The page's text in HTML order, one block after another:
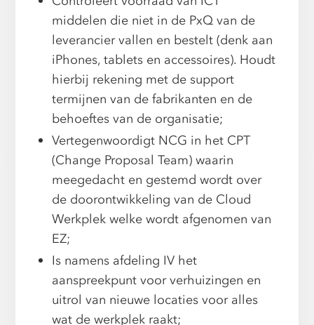
middelen die niet in de PxQ van de
leverancier vallen en bestelt (denk aan
iPhones, tablets en accessoires). Houdt
hierbij rekening met de support
termijnen van de fabrikanten en de
behoeftes van de organisatie;
Vertegenwoordigt NCG in het CPT
(Change Proposal Team) waarin
meegedacht en gestemd wordt over
de doorontwikkeling van de Cloud
Werkplek welke wordt afgenomen van
EZ;
Is namens afdeling IV het
aanspreekpunt voor verhuizingen en
uitrol van nieuwe locaties voor alles
wat de werkplek raakt;